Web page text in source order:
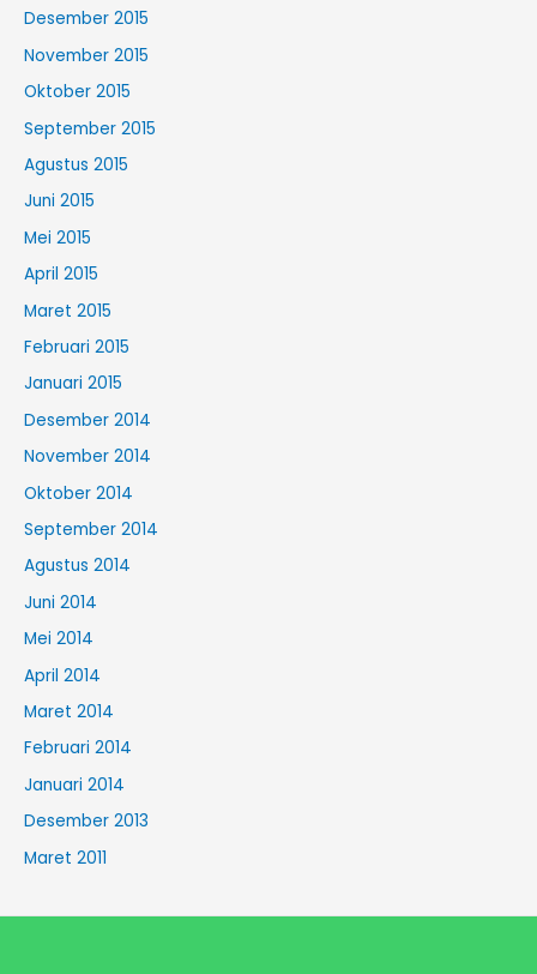
Desember 2015
November 2015
Oktober 2015
September 2015
Agustus 2015
Juni 2015
Mei 2015
April 2015
Maret 2015
Februari 2015
Januari 2015
Desember 2014
November 2014
Oktober 2014
September 2014
Agustus 2014
Juni 2014
Mei 2014
April 2014
Maret 2014
Februari 2014
Januari 2014
Desember 2013
Maret 2011